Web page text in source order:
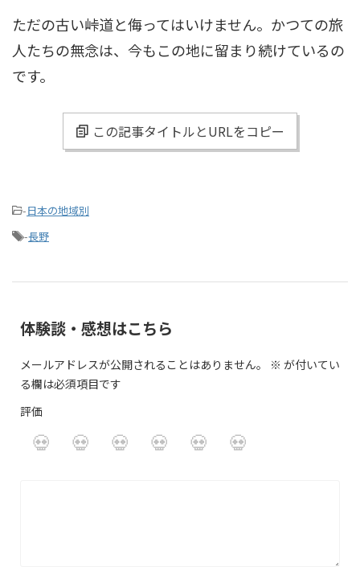
ただの古い峠道と侮ってはいけません。かつての旅
人たちの無念は、今もこの地に留まり続けているの
です。
この記事タイトルとURLをコピー
-日本の地域別
-長野
体験談・感想はこちら
メールアドレスが公開されることはありません。 ※ が付いてい
る欄は必須項目です
評価